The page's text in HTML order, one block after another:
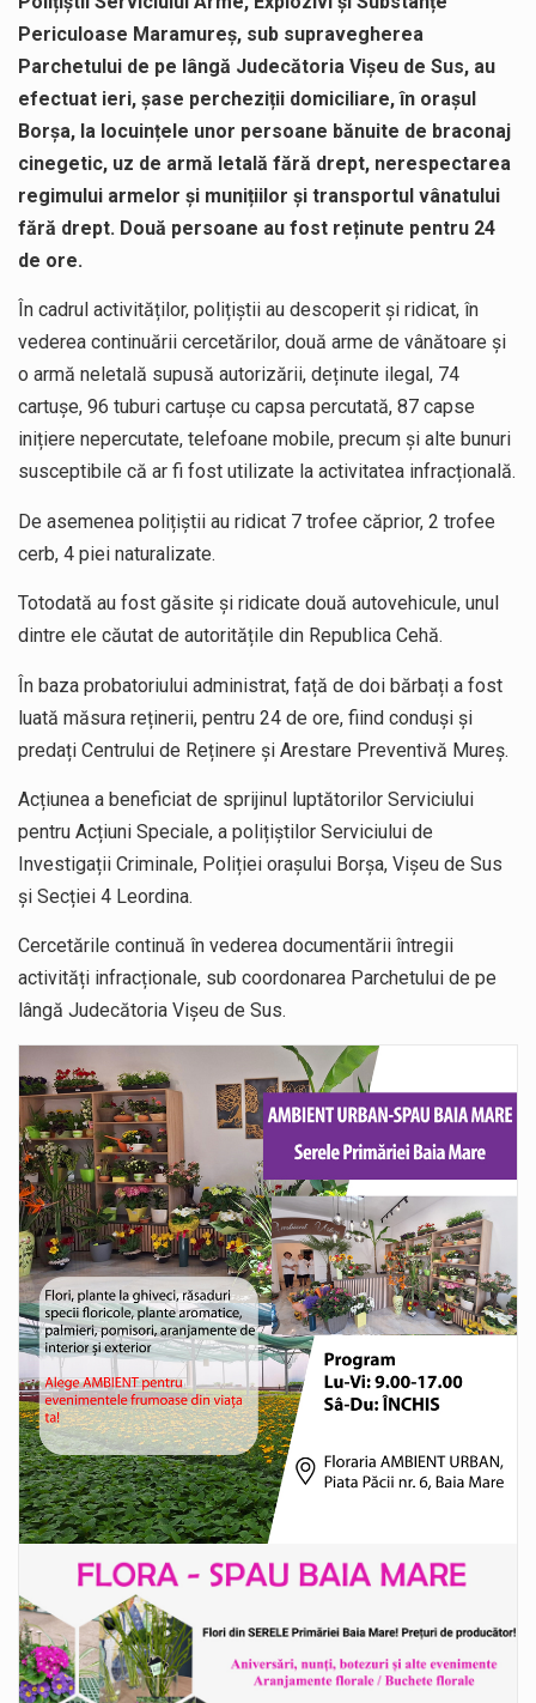
Periculoase Maramureș, sub supravegherea
Parchetului de pe lângă Judecătoria Vișeu de Sus, au
efectuat ieri, șase percheziții domiciliare, în orașul
Borșa, la locuințele unor persoane bănuite de braconaj
cinegetic, uz de armă letală fără drept, nerespectarea
regimului armelor și munițiilor și transportul vânatului
fără drept. Două persoane au fost reținute pentru 24
de ore.
În cadrul activităților, polițiștii au descoperit și ridicat, în
vederea continuării cercetărilor, două arme de vânătoare și
o armă neletală supusă autorizării, deținute ilegal, 74
cartușe, 96 tuburi cartușe cu capsa percutată, 87 capse
inițiere nepercutate, telefoane mobile, precum și alte bunuri
susceptibile că ar fi fost utilizate la activitatea infracțională.
De asemenea polițiștii au ridicat 7 trofee căprior, 2 trofee
cerb, 4 piei naturalizate.
Totodată au fost găsite și ridicate două autovehicule, unul
dintre ele căutat de autoritățile din Republica Cehă.
În baza probatoriului administrat, față de doi bărbați a fost
luată măsura reținerii, pentru 24 de ore, fiind conduși și
predați Centrului de Reținere și Arestare Preventivă Mureș.
Acțiunea a beneficiat de sprijinul luptătorilor Serviciului
pentru Acțiuni Speciale, a polițiștilor Serviciului de
Investigații Criminale, Poliției orașului Borșa, Vișeu de Sus
și Secției 4 Leordina.
Cercetările continuă în vederea documentării întregii
activități infracționale, sub coordonarea Parchetului de pe
lângă Judecătoria Vișeu de Sus.